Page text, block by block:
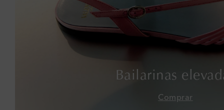
Bailarinas
Comprar